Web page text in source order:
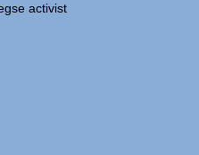
activist